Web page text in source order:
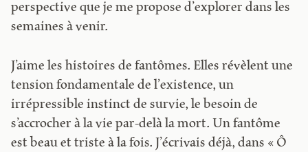
perspective que je me propose d’explorer dans les
semaines à venir.
J’aime les histoires de fantômes. Elles révèlent une
tension fondamentale de l’existence, un
irrépressible instinct de survie, le besoin de
s’accrocher à la vie par-delà la mort. Un fantôme
est beau et triste à la fois. J’écrivais déjà, dans « Ô